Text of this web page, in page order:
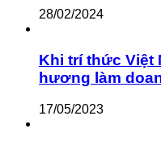
28/02/2024
Khi trí thức Việt
hương làm
17/05/2023